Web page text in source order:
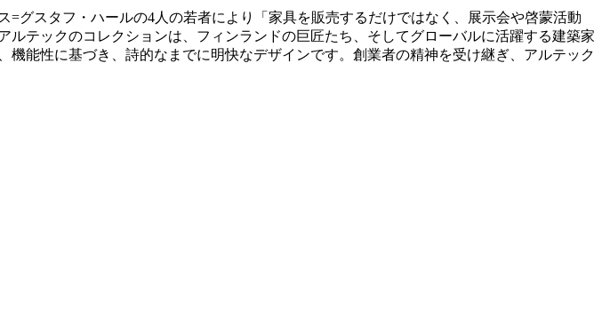
グスタフ・ハールの4人の若者により「家具を販売するだけではなく、展示会や啓蒙活動
テックのコレクションは、フィンランドの巨匠たち、そしてグローバルに活躍する建築家
能性に基づき、詩的なまでに明快なデザインです。創業者の精神を受け継ぎ、アルテック